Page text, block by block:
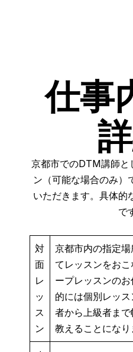
仕事
京都市でのDTM講師と
ン（可能な場合のみ）
いただきます。具体的
で
対
面
レ
ッ
ス
ン
京都市内の指定
てレッスンをお
ープレッスンの
的には個別レッ
者から上級者ま
教えることになり